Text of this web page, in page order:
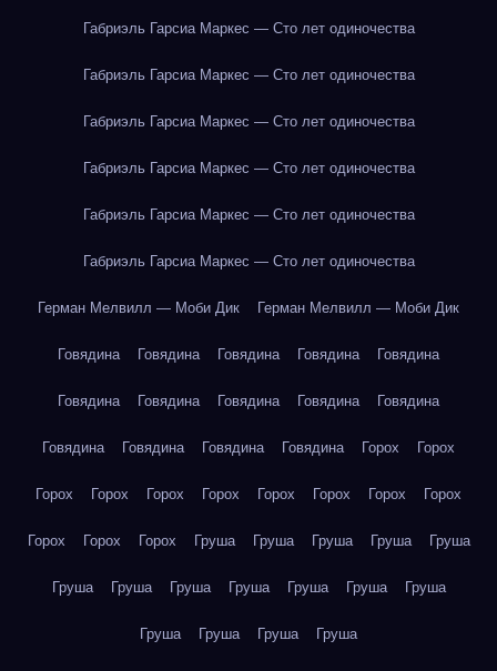
Габриэль Гарсиа Маркес — Сто лет одиночества
Габриэль Гарсиа Маркес — Сто лет одиночества
Габриэль Гарсиа Маркес — Сто лет одиночества
Габриэль Гарсиа Маркес — Сто лет одиночества
Габриэль Гарсиа Маркес — Сто лет одиночества
Габриэль Гарсиа Маркес — Сто лет одиночества
Герман Мелвилл — Моби Дик Герман Мелвилл — Моби Дик
Говядина Говядина Говядина Говядина Говядина
Говядина Говядина Говядина Говядина Говядина
Говядина Говядина Говядина Говядина Горох Горох
Горох Горох Горох Горох Горох Горох Горох Горох
Горох Горох Горох Груша Груша Груша Груша Груша
Груша Груша Груша Груша Груша Груша Груша
Груша Груша Груша Груша